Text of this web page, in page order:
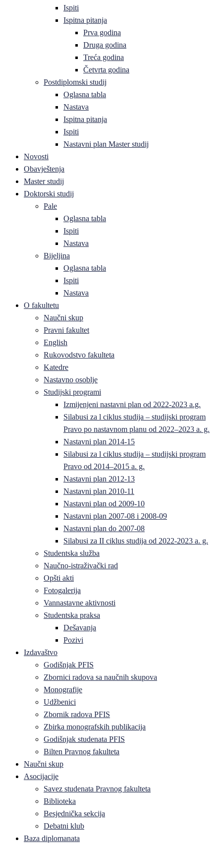
Ispiti
Ispitna pitanja
Prva godina
Druga godina
Treća godina
Četvrta godina
Postdiplomski studij
Oglasna tabla
Nastava
Ispitna pitanja
Ispiti
Nastavni plan Master studij
Novosti
Obavještenja
Master studij
Doktorski studij
Pale
Oglasna tabla
Ispiti
Nastava
Bijeljina
Oglasna tabla
Ispiti
Nastava
O fakultetu
Naučni skup
Pravni fakultet
English
Rukovodstvo fakulteta
Katedre
Nastavno osoblje
Studijski programi
Izmijenjeni nastavni plan od 2022-2023 a.g.
Silabusi za l ciklus studija – studijski program
Pravo po nastavnom planu od 2022–2023 a. g.
Nastavni plan 2014-15
Silabusi za l ciklus studija – studijski program
Pravo od 2014–2015 a. g.
Nastavni plan 2012-13
Nastavni plan 2010-11
Nastavni plan od 2009-10
Nastavni plan 2007-08 i 2008-09
Nastavni plan do 2007-08
Silabusi za II ciklus studija od 2022-2023 a. g.
Studentska služba
Naučno-istraživački rad
Opšti akti
Fotogalerija
Vannastavne aktivnosti
Studentska praksa
Dešavanja
Pozivi
Izdavaštvo
Godišnjak PFIS
Zbornici radova sa naučnih skupova
Monografije
Udžbenici
Zbornik radova PFIS
Zbirka monografskih publikacija
Godišnjak studenata PFIS
Bilten Pravnog fakulteta
Naučni skup
Asocijacije
Savez studenata Pravnog fakulteta
Biblioteka
Besjednička sekcija
Debatni klub
Baza diplomanata